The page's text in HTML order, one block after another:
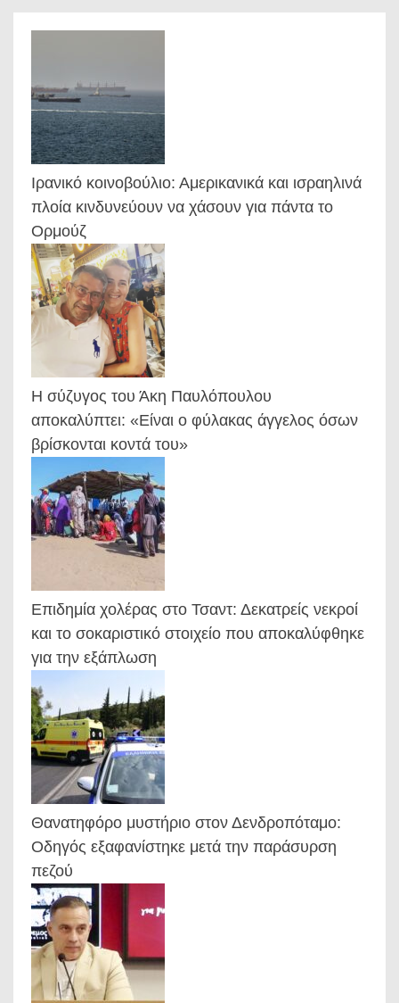
Ιρανικό κοινοβούλιο: Αμερικανικά και ισραηλινά
πλοία κινδυνεύουν να χάσουν για πάντα το
Ορμούζ
Η σύζυγος του Άκη Παυλόπουλου
αποκαλύπτει: «Είναι ο φύλακας άγγελος όσων
βρίσκονται κοντά του»
Επιδημία χολέρας στο Τσαντ: Δεκατρείς νεκροί
και το σοκαριστικό στοιχείο που αποκαλύφθηκε
για την εξάπλωση
Θανατηφόρο μυστήριο στον Δενδροπόταμο:
Οδηγός εξαφανίστηκε μετά την παράσυρση
πεζού